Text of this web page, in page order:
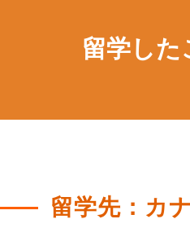
留学した
留学先：カ